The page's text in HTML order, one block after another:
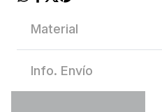
Material
Info. Envío